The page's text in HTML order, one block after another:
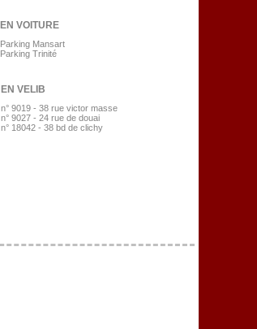
EN VOITURE
Parking Mansart
Parking Trinité
EN VELIB
n° 9019 - 38 rue victor masse
n° 9027 - 24 rue de douai
n° 18042 - 38 bd de clichy